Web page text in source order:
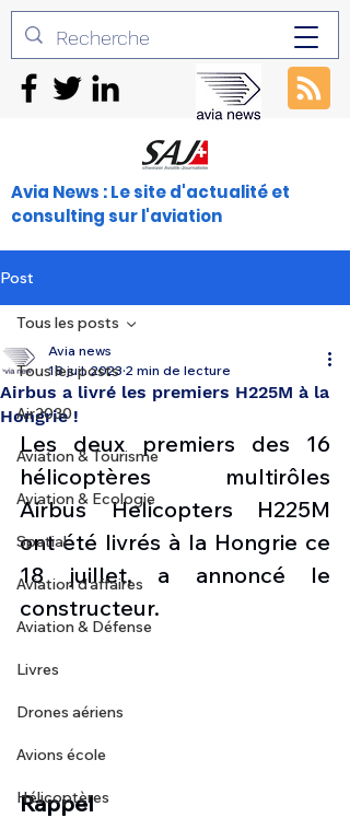
Avia News : Le site d'actualité et
consulting sur l'aviation
Post
Tous les posts
Air2030
Aviation & Tourisme
Aviation & Ecologie
Spatial
Aviation d'affaires
Aviation & Défense
Livres
Drones aériens
Avions école
Hélicoptères
Tous les posts
Airbus a livré les premiers H225M à la
Hongrie !
Avia news
18 juil. 2023 2 min de lecture
Les deux premiers des 16
hélicoptères multirôles
Airbus Helicopters H225M
ont été livrés à la Hongrie ce
18 juillet, a annoncé le
constructeur.
Rappel